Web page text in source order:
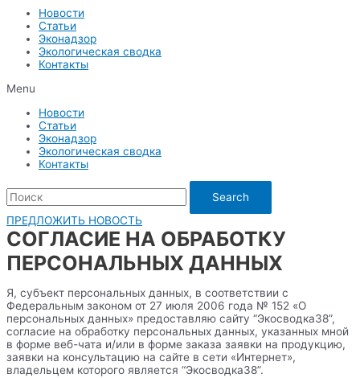
Новости
Статьи
Эконадзор
Экологическая сводка
Контакты
Menu
Новости
Статьи
Эконадзор
Экологическая сводка
Контакты
Search
ПРЕДЛОЖИТЬ НОВОСТЬ
СОГЛАСИЕ НА ОБРАБОТКУ
ПЕРСОНАЛЬНЫХ ДАННЫХ
Я, субъект персональных данных, в соответствии с
Федеральным законом от 27 июля 2006 года № 152 «О
персональных данных» предоставляю сайту “Экосводка38”,
согласие на обработку персональных данных, указанных мной
в форме веб-чата и/или в форме заказа заявки на продукцию,
заявки на консультацию на сайте в сети «Интернет»,
владельцем которого является “Экосводка38”.